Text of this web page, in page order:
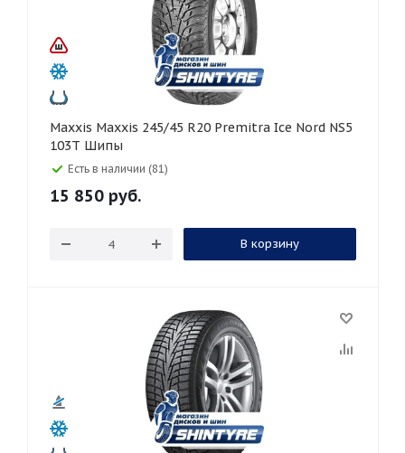
Maxxis Maxxis 245/45 R20 Premitra Ice Nord NS5
103T Шипы
Есть в наличии (81)
15 850 руб.
В корзину